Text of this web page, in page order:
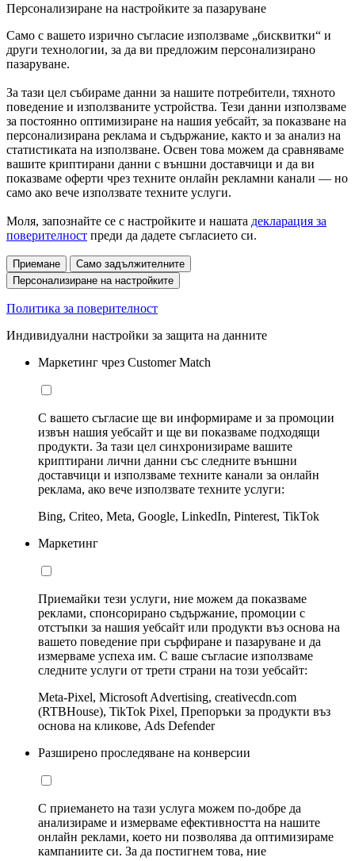
Персонализиране на настройките за пазаруване
Само с вашето изрично съгласие използваме „бисквитки“ и
други технологии, за да ви предложим персонализирано
пазаруване.
За тази цел събираме данни за нашите потребители, тяхното
поведение и използваните устройства. Тези данни използваме
за постоянно оптимизиране на нашия уебсайт, за показване на
персонализирана реклама и съдържание, както и за анализ на
статистиката на използване. Освен това можем да сравняваме
вашите криптирани данни с външни доставчици и да ви
показваме оферти чрез техните онлайн рекламни канали — но
само ако вече използвате техните услуги.
Моля, запознайте се с настройките и нашата декларация за
поверителност преди да дадете съгласието си.
Приемане
Само задължителните
Персонализиране на настройките
Политика за поверителност
Индивидуални настройки за защита на данните
Маркетинг чрез Customer Match
С вашето съгласие ще ви информираме и за промоции
извън нашия уебсайт и ще ви показваме подходящи
продукти. За тази цел синхронизираме вашите
криптирани лични данни със следните външни
доставчици и използваме техните канали за онлайн
реклама, ако вече използвате техните услуги:
Bing, Criteo, Meta, Google, LinkedIn, Pinterest, TikTok
Маркетинг
Приемайки тези услуги, ние можем да показваме
реклами, спонсорирано съдържание, промоции с
отстъпки за нашия уебсайт или продукти въз основа на
вашето поведение при сърфиране и пазаруване и да
измерваме успеха им. С ваше съгласие използваме
следните услуги от трети страни на този уебсайт:
Meta-Pixel, Microsoft Advertising, creativecdn.com
(RTBHouse), TikTok Pixel, Препоръки за продукти въз
основа на кликове, Ads Defender
Разширено проследяване на конверсии
С приемането на тази услуга можем по-добре да
анализираме и измерваме ефективността на нашите
онлайн реклами, което ни позволява да оптимизираме
кампаниите си. За да постигнем това, ние